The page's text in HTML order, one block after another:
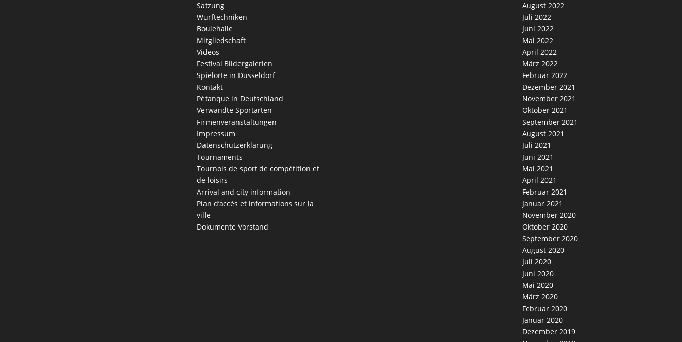
Satzung
Wurftechniken
Boulehalle
Mitgliedschaft
Videos
Festival Bildergalerien
Spielorte in Düsseldorf
Kontakt
Pétanque in Deutschland
Verwandte Sportarten
Firmenveranstaltungen
Impressum
Datenschutzerklärung
Tournaments
Tournois de sport de compétition et
de loisirs
Arrival and city information
Plan d’accès et informations sur la
ville
Dokumente Vorstand
August 2022
Juli 2022
Juni 2022
Mai 2022
April 2022
März 2022
Februar 2022
Dezember 2021
November 2021
Oktober 2021
September 2021
August 2021
Juli 2021
Juni 2021
Mai 2021
April 2021
Februar 2021
Januar 2021
November 2020
Oktober 2020
September 2020
August 2020
Juli 2020
Juni 2020
Mai 2020
März 2020
Februar 2020
Januar 2020
Dezember 2019